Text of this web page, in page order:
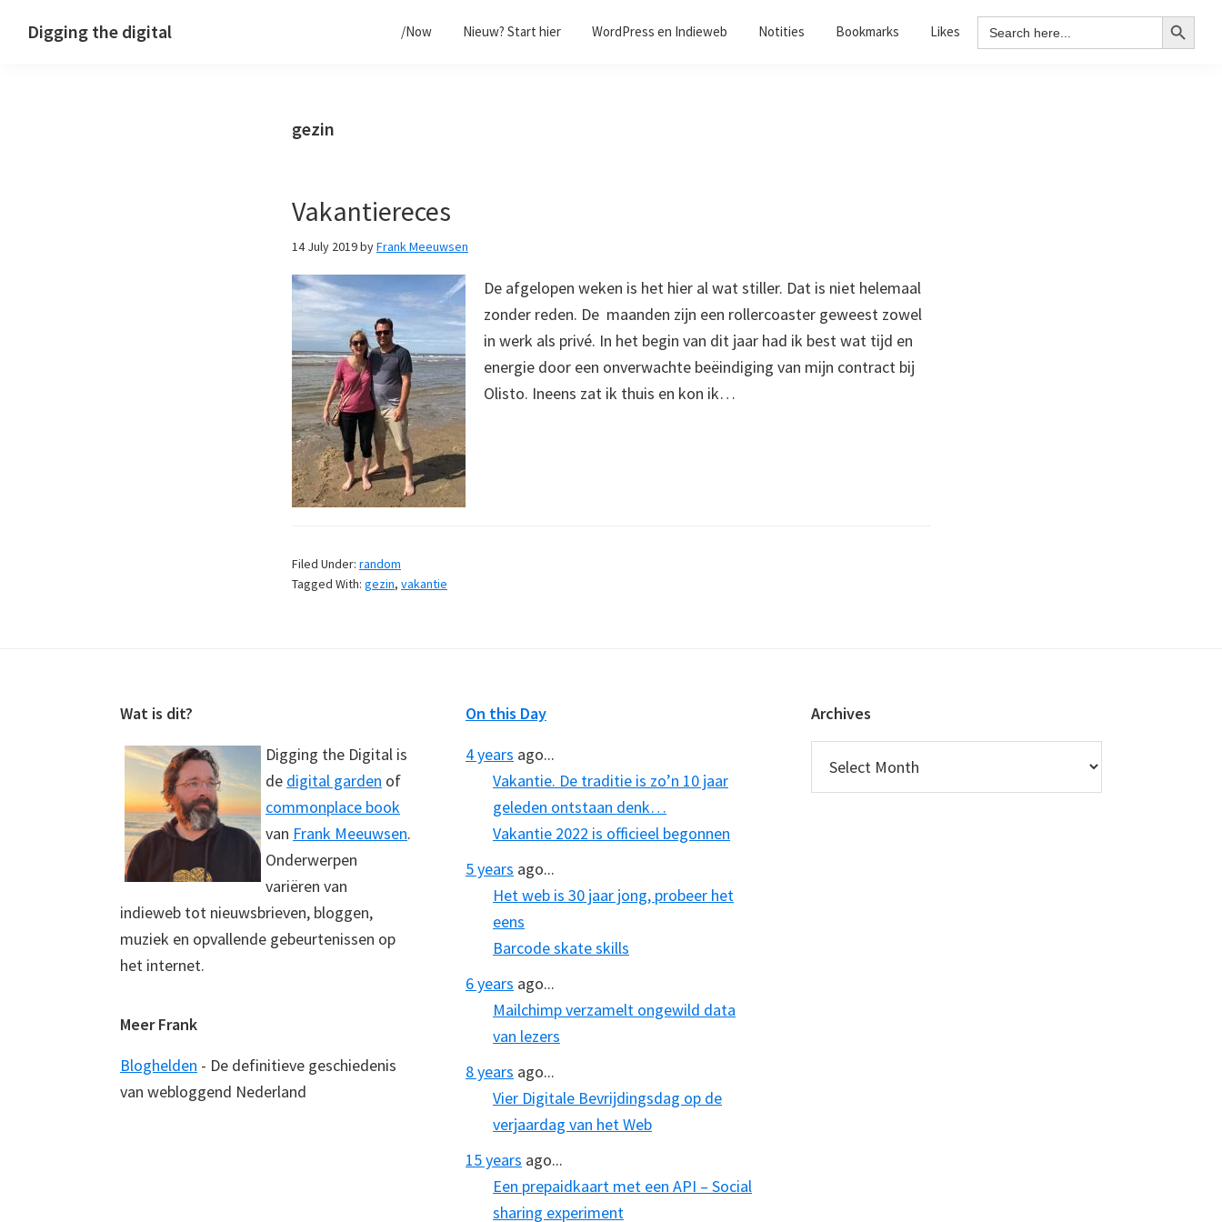
Digging the digital /Now Nieuw? Start hier WordPress en Indieweb Notities Bookmarks Likes Search
for:
Search Button
gezin
Vakantiereces
14 July 2019byFrank Meeuwsen
De afgelopen weken is het hier al wat stiller. Dat is niet helemaal
zonder reden. De maanden zijn een rollercoaster geweest zowel
in werk als privé. In het begin van dit jaar had ik best wat tijd en
energie door een onverwachte beëindiging van mijn contract bij
Olisto. Ineens zat ik thuis en kon ik…
Filed Under: random
Tagged With: gezin, vakantie
Wat is dit?
Digging the Digital is
de digital garden of
commonplace book
van Frank Meeuwsen.
Onderwerpen
variëren van
indieweb tot nieuwsbrieven, bloggen,
muziek en opvallende gebeurtenissen op
het internet.
Meer Frank
Bloghelden - De definitieve geschiedenis
van webloggend Nederland
On this Day
4 years ago...
Vakantie. De traditie is zo’n 10 jaar
geleden ontstaan denk…
Vakantie 2022 is officieel begonnen
5 years ago...
Het web is 30 jaar jong, probeer het
eens
Barcode skate skills
6 years ago...
Mailchimp verzamelt ongewild data
van lezers
8 years ago...
Vier Digitale Bevrijdingsdag op de
verjaardag van het Web
15 years ago...
Een prepaidkaart met een API – Social
sharing experiment
Archives